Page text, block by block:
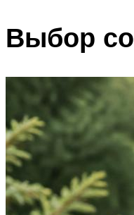
Выбор